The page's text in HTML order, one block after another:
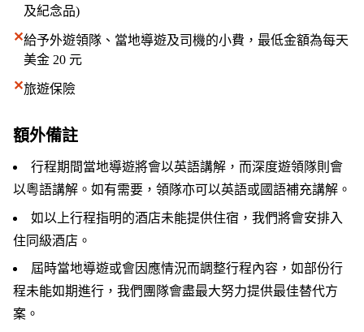
及紀念品)
✕給予外遊領隊、當地導遊及司機的小費，最低金額為每天
美金 20 元
✕旅遊保險
額外備註
行程期間當地導遊將會以英語講解，而深度遊領隊則會
以粵語講解。如有需要，領隊亦可以英語或國語補充講解。
如以上行程指明的酒店未能提供住宿，我們將會安排入
住同級酒店。
屆時當地導遊或會因應情況而調整行程內容，如部份行
程未能如期進行，我們團隊會盡最大努力提供最佳替代方
案。